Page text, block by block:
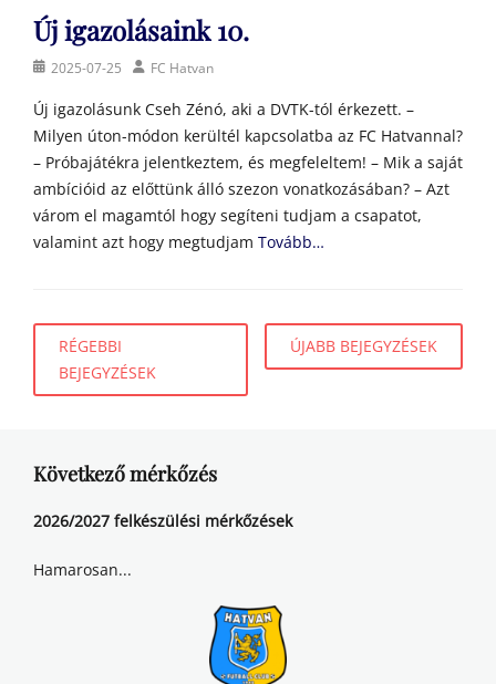
Új igazolásaink 10.
Posted2025-07-25 AuthorFC Hatvan
Új igazolásunk Cseh Zénó, aki a DVTK-tól érkezett. –
Milyen úton-módon kerültél kapcsolatba az FC Hatvannal?
– Próbajátékra jelentkeztem, és megfeleltem! – Mik a saját
ambícióid az előttünk álló szezon vonatkozásában? – Azt
várom el magamtól hogy segíteni tudjam a csapatot,
valamint azt hogy megtudjam Tovább…
Bejegyzés
navigáció
RÉGEBBI
BEJEGYZÉSEK
ÚJABB BEJEGYZÉSEK
Következő mérkőzés
2026/2027 felkészülési mérkőzések
Hamarosan...